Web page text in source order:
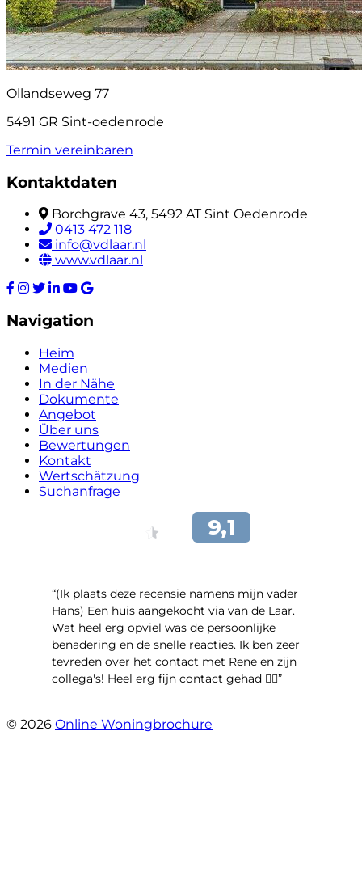
Ollandseweg 77
5491 GR Sint-oedenrode
Termin vereinbaren
Kontaktdaten
Borchgrave 43, 5492 AT Sint Oedenrode
0413 472 118
info@vdlaar.nl
www.vdlaar.nl
Navigation
Heim
Medien
In der Nähe
Dokumente
Angebot
Über uns
Bewertungen
Kontakt
Wertschätzung
Suchanfrage
“(Ik plaats deze recensie namens mijn vader
Hans) Een huis aangekocht via van de Laar.
Wat heel erg opviel was de persoonlijke
benadering en de snelle reacties. Ik ben zeer
tevreden over het contact met Rene en zijn
collega's! Heel erg fijn contact gehad 👍🏻”
© 2026 Online Woningbrochure